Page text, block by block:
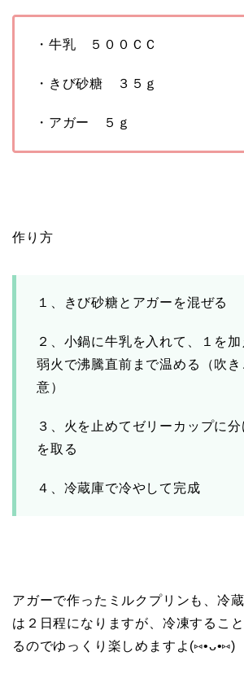
・牛乳 ５００ＣＣ
・きび砂糖 ３５ｇ
・アガー ５ｇ
作り方
１、きび砂糖とアガーを混ぜる
２、小鍋に牛乳を入れて、１を加
弱火で沸騰直前まで温める（吹き
意）
３、火を止めてゼリーカップに
を取る
４、冷蔵庫で冷やして完成
アガーで作ったミルクプリンも、冷
は２日程になりますが、冷凍するこ
るのでゆっくり楽しめますよ(⑅•ᴗ•⑅)